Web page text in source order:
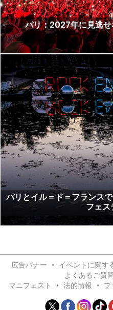
パリ：2027年に見逃
パリとイル＝ド＝フランス
フェ
広告バナー • イベントに関す
よくあるご質
マニフェスト
• 法的情報 •